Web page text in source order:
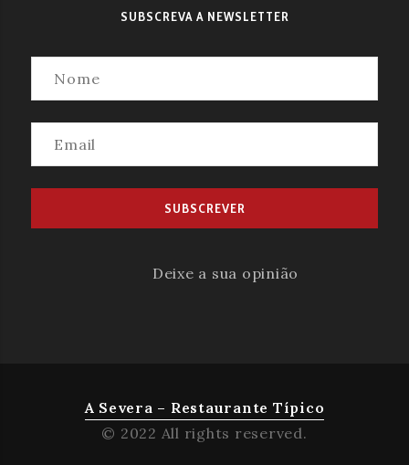
SUBSCREVA A NEWSLETTER
Deixe a sua opinião
A Severa – Restaurante Típico
© 2022 All rights reserved.